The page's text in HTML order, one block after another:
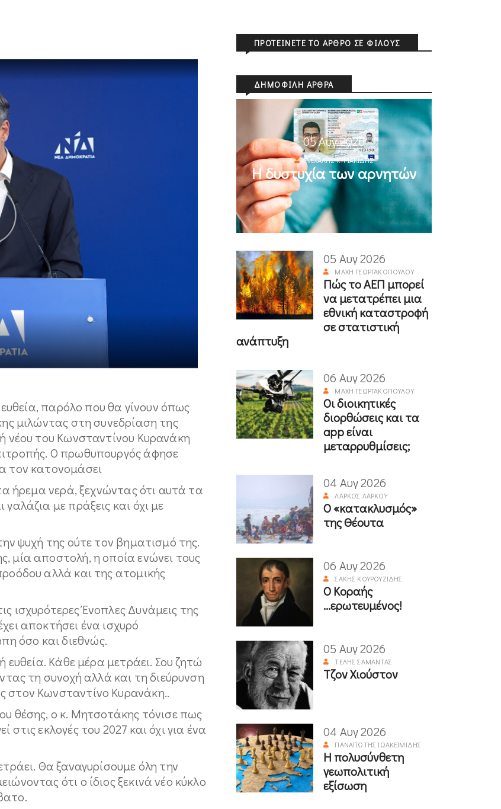
ευθεία, παρόλο που θα γίνουν όπως
μιλώντας στη συνεδρίαση της
νέου του Κωνσταντίνου Κυρανάκη
Ο πρωθυπουργός άφησε
τον κατονομάσει
ήρεμα νερά, ξεχνώντας ότι αυτά τα
με πράξεις και όχι με
ψυχή της ούτε τον βηματισμό της.
μία αποστολή, η οποία ενώνει τους
αλλά και της ατομικής
ισχυρότερες Ένοπλες Δυνάμεις της
αποκτήσει ένα ισχυρό
όσο και διεθνώς.
ευθεία. Κάθε μέρα μετράει. Σου ζητώ
τη συνοχή αλλά και τη διεύρυνση
στον Κωνσταντίνο Κυρανάκη..
θέσης, ο κ. Μητσοτάκης τόνισε πως
εκλογές του 2027 και όχι για ένα
Θα ξαναγυρίσουμε όλη την
ότι ο ίδιος ξεκινά νέο κύκλο
ΠΡΟΤΕΊΝΕΤΕ ΤΟ ΆΡΘΡΟ ΣΕ ΦΊΛΟΥΣ
ΔΗΜΟΦΙΛΉ ΆΡΘΡΑ
05 Αυγ 2026
ΜΙΧΆΛΗΣ ΚΥΡΙΑΚΊΔΗΣ
Η δυστυχία των αρνητών
05 Αυγ 2026
ΜΆΧΗ ΓΕΩΡΓΑΚΟΠΟΎΛΟΥ
Πώς το ΑΕΠ μπορεί
να μετατρέπει μια
εθνική καταστροφή
σε στατιστική
ανάπτυξη
06 Αυγ 2026
ΜΆΧΗ ΓΕΩΡΓΑΚΟΠΟΎΛΟΥ
Οι διοικητικές
διορθώσεις και τα
app είναι
μεταρρυθμίσεις;
04 Αυγ 2026
ΛΆΡΚΟΣ ΛΆΡΚΟΥ
Ο «κατακλυσμός»
της Θέουτα
06 Αυγ 2026
ΣΆΚΗΣ ΚΟΥΡΟΥΖΊΔΗΣ
Ο Κοραής
...ερωτευμένος!
05 Αυγ 2026
ΤΈΛΗΣ ΣΑΜΑΝΤΆΣ
Τζον Χιούστον
04 Αυγ 2026
ΠΑΝΑΓΙΏΤΗΣ ΙΩΑΚΕΙΜΊΔΗΣ
Η πολυσύνθετη
γεωπολιτική
εξίσωση